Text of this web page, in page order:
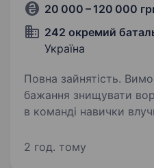
20 000 – 120 000
242 окремий
Україна
Повна зайнятість. Вимоги: Вік від 18 років
бажання знищувати ворога вміння
в команді навички влучної стрільби будуть
приймати швидкі рішення
2 год. тому